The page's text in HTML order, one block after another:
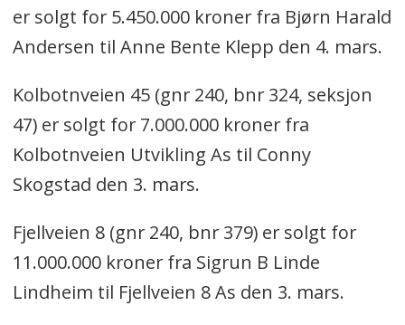
er solgt for 5.450.000 kroner fra Bjørn Harald
Andersen til Anne Bente Klepp den 4. mars.
Kolbotnveien 45 (gnr 240, bnr 324, seksjon
47) er solgt for 7.000.000 kroner fra
Kolbotnveien Utvikling As til Conny
Skogstad den 3. mars.
Fjellveien 8 (gnr 240, bnr 379) er solgt for
11.000.000 kroner fra Sigrun B Linde
Lindheim til Fjellveien 8 As den 3. mars.